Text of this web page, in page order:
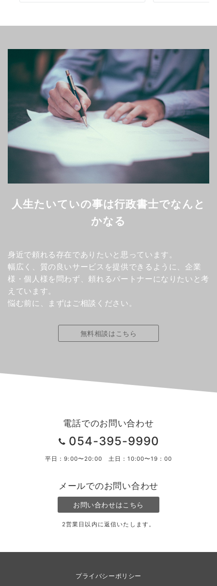
人生たいていの事は行政書士でなんと
かなる
身近で頼れる存在でありたいと思っています。
幅広く、質の良いサービスを提供できるように、企業
様・個人様を問わず、頼れるパートナーになりたいと考
えています。
悩む前に、まずはご相談ください。
無料相談はこちら
電話でのお問い合わせ
054-395-9990
平日：9:00〜20:00 土日：10:00〜19：00
メールでのお問い合わせ
お問い合わせはこちら
2営業日以内に返信いたします。
プライバシーポリシー